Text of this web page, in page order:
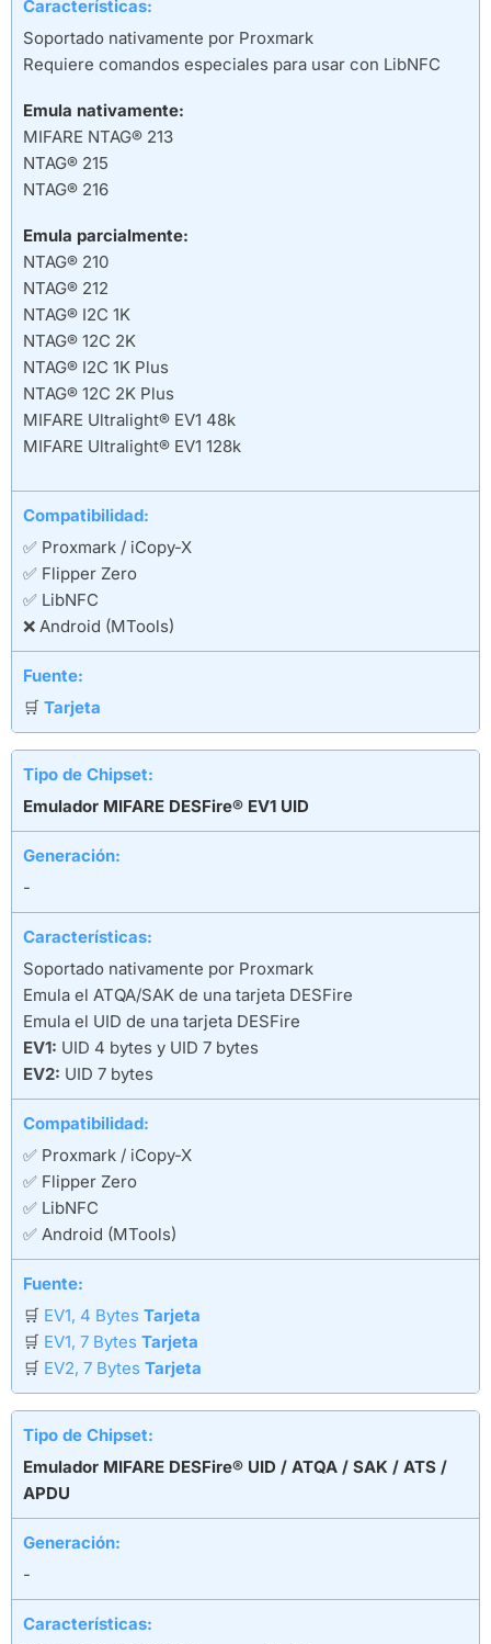
Características:
Soportado nativamente por Proxmark
Requiere comandos especiales para usar con LibNFC
Emula nativamente:
MIFARE NTAG® 213
NTAG® 215
NTAG® 216
Emula parcialmente:
NTAG® 210
NTAG® 212
NTAG® I2C 1K
NTAG® 12C 2K
NTAG® I2C 1K Plus
NTAG® 12C 2K Plus
MIFARE Ultralight® EV1 48k
MIFARE Ultralight® EV1 128k
Compatibilidad:
✅ Proxmark / iCopy-X
✅ Flipper Zero
✅ LibNFC
❌ Android (MTools)
Fuente:
🛒 Tarjeta
Tipo de Chipset:
Emulador MIFARE DESFire® EV1 UID
Generación:
-
Características:
Soportado nativamente por Proxmark
Emula el ATQA/SAK de una tarjeta DESFire
Emula el UID de una tarjeta DESFire
EV1: UID 4 bytes y UID 7 bytes
EV2: UID 7 bytes
Compatibilidad:
✅ Proxmark / iCopy-X
✅ Flipper Zero
✅ LibNFC
✅ Android (MTools)
Fuente:
🛒 EV1, 4 Bytes Tarjeta
🛒 EV1, 7 Bytes Tarjeta
🛒 EV2, 7 Bytes Tarjeta
Tipo de Chipset:
Emulador MIFARE DESFire® UID / ATQA / SAK / ATS /
APDU
Generación:
-
Características: